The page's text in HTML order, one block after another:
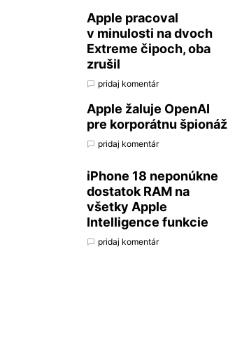
Apple pracoval
v minulosti na dvoch
Extreme čipoch, oba
zrušil
pridaj komentár
Apple žaluje OpenAI
pre korporátnu špionáž
pridaj komentár
iPhone 18 neponúkne
dostatok RAM na
všetky Apple
Intelligence funkcie
pridaj komentár